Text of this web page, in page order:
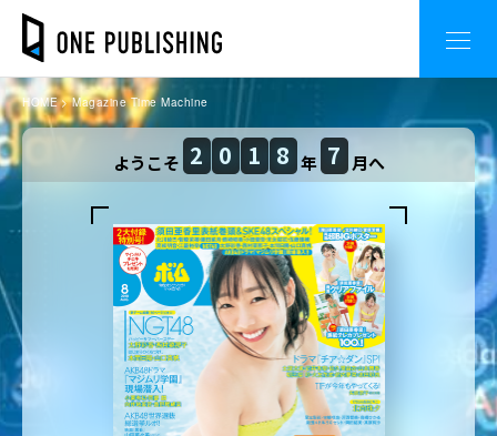
HOME Magazine Time Machine
ようこそ 2 0 1 8 年 7 月へ